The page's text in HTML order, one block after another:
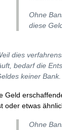
Ohne
diese
dies
bedarf die
keiner Bank.
Geld
oder etwas
Ohne